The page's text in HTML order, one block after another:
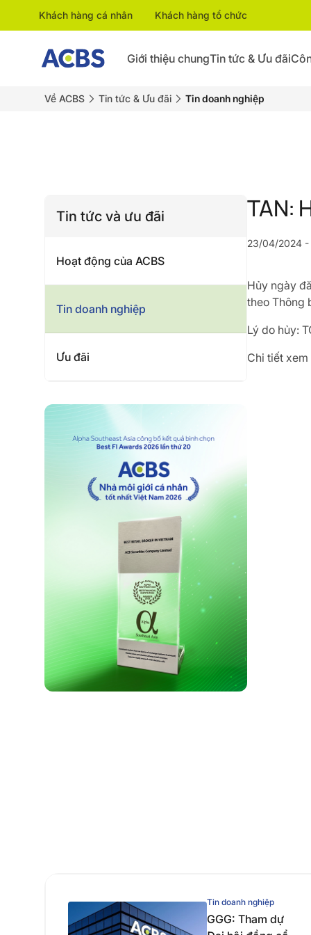
Khách hàng cá nhân Khách hàng tổ chức
Giới thiệu chungTin tức & Ưu đãi
Về ACBS Tin tức & Ưu đãi Tin doanh nghiệp
Tin tức và ưu đãi
Hoạt động của ACBS
Tin doanh nghiệp
Ưu đãi
TAN:
23/04/2024 -
Hủy ngày
theo Thông
Lý do hủy:
Chi tiết xem
Tin doanh nghiệp
GGG: Tham dự